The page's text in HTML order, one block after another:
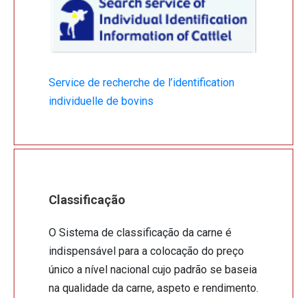
Service de recherche de l’identification
individuelle de bovins
Classificação
O Sistema de classificação da carne é
indispensável para a colocação do preço
único a nível nacional cujo padrão se baseia
na qualidade da carne, aspeto e rendimento.